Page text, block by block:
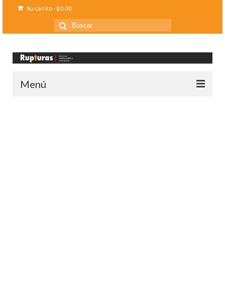
Su carrito-$0.00
Buscar
por:
Menú